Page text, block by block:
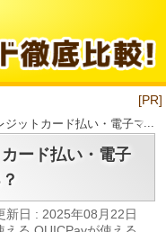
[PR]
ジットカード払い・電子マネ
ード払い・電子
新日 : 2025年08月22日